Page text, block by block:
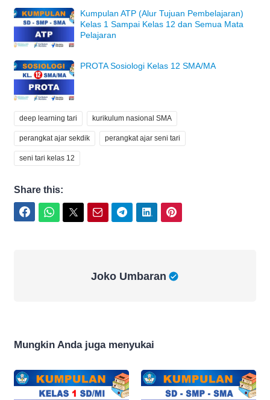
Kumpulan ATP (Alur Tujuan Pembelajaran)
Kelas 1 Sampai Kelas 12 dan Semua Mata
Pelajaran
PROTA Sosiologi Kelas 12 SMA/MA
deep learning tari kurikulum nasional SMA
perangkat ajar sekdik perangkat ajar seni tari
seni tari kelas 12
Share this:
Joko Umbaran
Mungkin Anda juga menyukai